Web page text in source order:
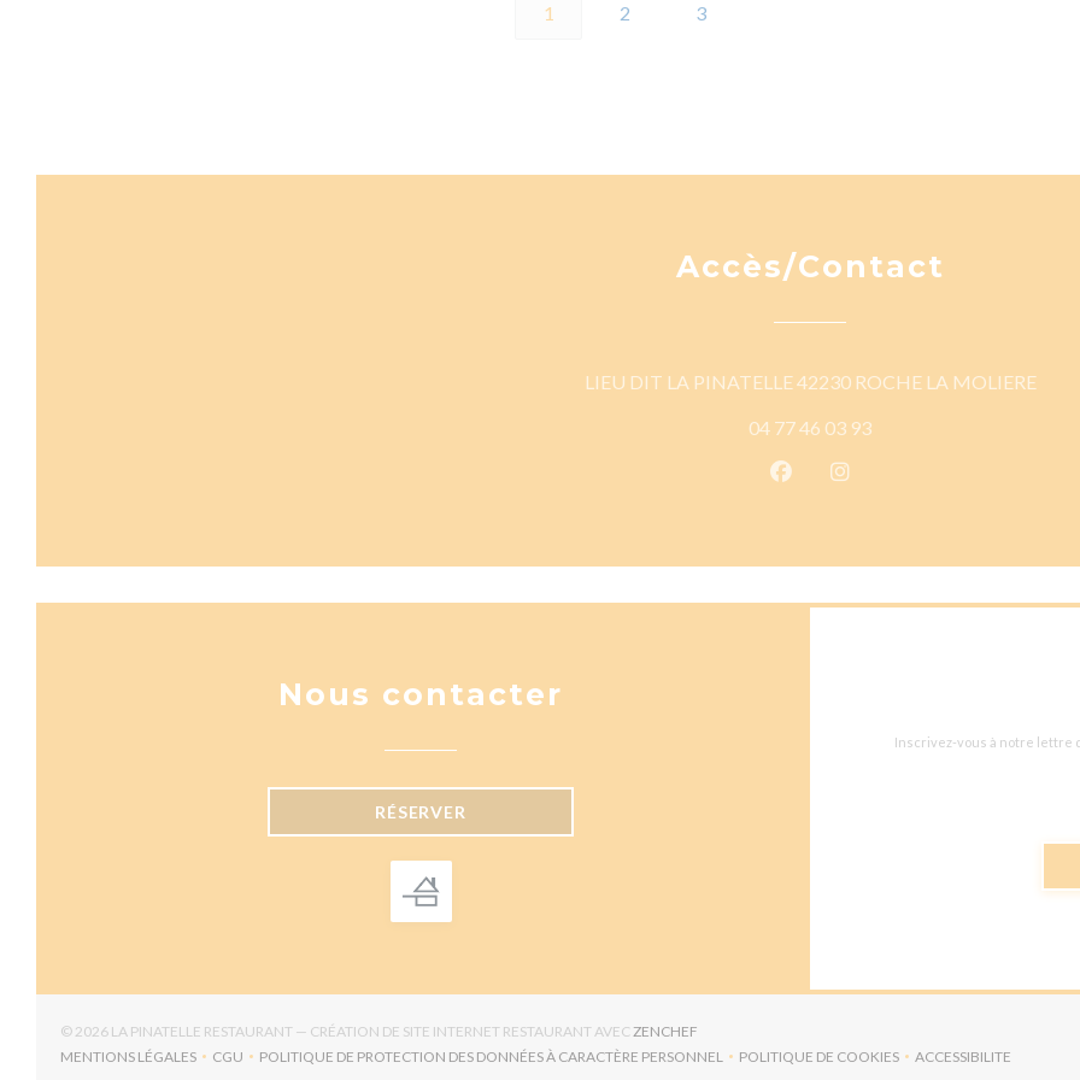
1 2 3
Accès/Contact
LIEU DIT LA PINATELLE 42230 ROCHE LA MOLIERE
04 77 46 03 93
Facebook ((ouvre une nouvelle
Instagram ((ouvre une
Nous contacter
RÉSERVER
Inscrivez-vous à notre lettre
© 2026 LA PINATELLE RESTAURANT — CRÉATION DE SITE INTERNET RESTAURANT AVEC ZENCHEF
MENTIONS LÉGALES
((OUVRE UNE NOUVELLE FENÊTRE))
CGU
((OUVRE UNE NOUVELLE FENÊTRE))
POLITIQUE DE PROTECTION DES DONNÉES À CARACTÈRE PERSONNEL
((OUVRE UNE NOUVELLE FENÊTRE))
POLITIQUE DE COOKIES
((OUVRE UNE NOUVELLE FENÊTRE))
ACCESSIBILITE
((OUVRE UNE